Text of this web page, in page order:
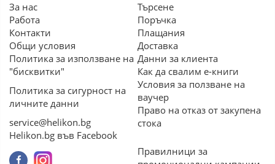
За нас
Работа
Контакти
Общи условия
Политика за използване на
"бисквитки"
Политика за сигурност на
личните данни
service@helikon.bg
Helikon.bg във Facebook
Търсене
Поръчка
Плащания
Доставка
Данни за клиента
Как да свалим е-книги
Условия за ползване на
ваучер
Право на отказ от закупена
стока
Правилници за